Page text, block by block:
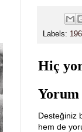
Labels:
Hiç
Desteğiniz
hem de